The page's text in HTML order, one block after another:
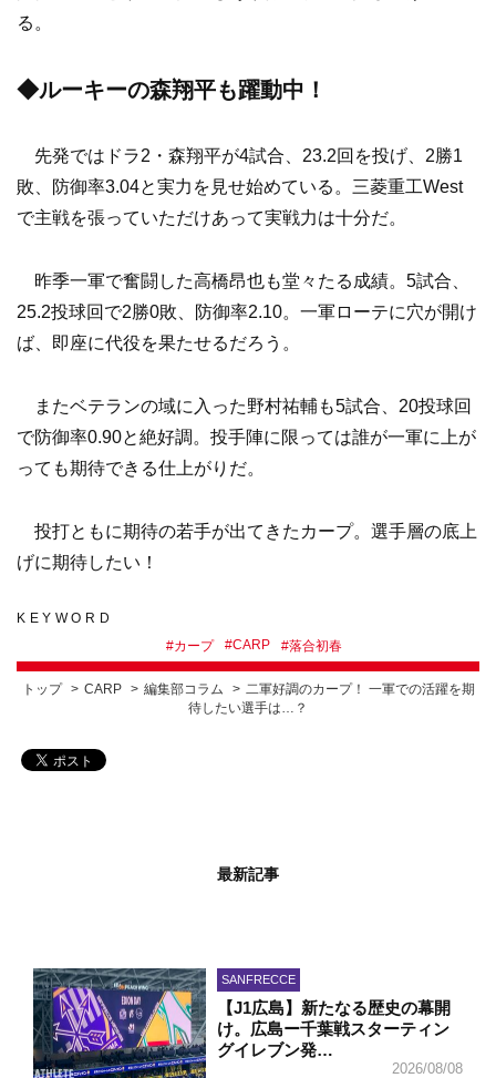
る。
◆ルーキーの森翔平も躍動中！
先発ではドラ2・森翔平が4試合、23.2回を投げ、2勝1
敗、防御率3.04と実力を見せ始めている。三菱重工West
で主戦を張っていただけあって実戦力は十分だ。
昨季一軍で奮闘した高橋昂也も堂々たる成績。5試合、
25.2投球回で2勝0敗、防御率2.10。一軍ローテに穴が開け
ば、即座に代役を果たせるだろう。
またベテランの域に入った野村祐輔も5試合、20投球回
で防御率0.90と絶好調。投手陣に限っては誰が一軍に上が
っても期待できる仕上がりだ。
投打ともに期待の若手が出てきたカープ。選手層の底上
げに期待したい！
KEYWORD
#カープ #CARP #落合初春
トップ CARP 編集部コラム
二軍好調のカープ！ 一軍での活躍を期
待したい選手は…？
最新記事
SANFRECCE
【J1広島】新たなる歴史の幕開
け。広島ー千葉戦スターティン
グイレブン発…
2026/08/08